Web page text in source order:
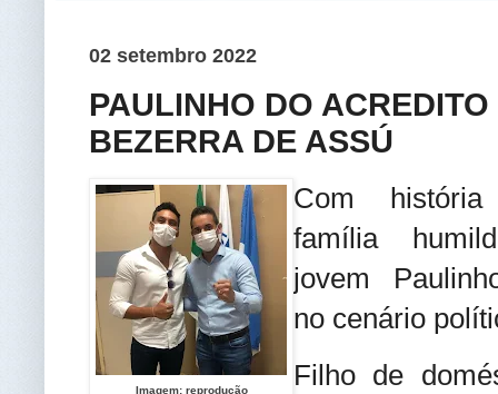
02 setembro 2022
PAULINHO DO
BEZERRA DE ASSÚ
Imagem: reprodução
Com história
família
jovem
no cenário
Filho de